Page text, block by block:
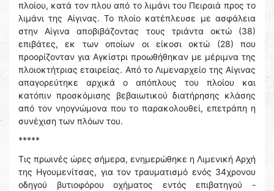
πλοίου, κατά τον πλου από το λιμάνι του Πειραιά προς το
λιμάνι της Αίγινας. Το πλοίο κατέπλευσε με ασφάλεια
στην Αίγινα αποβιβάζοντας τους τριάντα οκτώ (38)
επιβάτες, εκ των οποίων οι είκοσι οκτώ (28) που
προορίζονταν για Αγκίστρι προωθήθηκαν με μέριμνα της
πλοιοκτήτριας εταιρείας. Από το Λιμεναρχείο της Αίγινας
απαγορεύτηκε αρχικά ο απόπλους του πλοίου και
κατόπιν προσκόμισης βεβαιωτικού διατήρησης κλάσης
από τον νηογνώμονα που το παρακολουθεί, επετράπη η
συνέχιση των πλόων του.
*****
Τις πρωινές ώρες σήμερα, ενημερώθηκε η Λιμενική Αρχή
της Ηγουμενίτσας, για τον τραυματισμό ενός 34χρονου
οδηγού βυτιοφόρου οχήματος εντός επιβατηγού -